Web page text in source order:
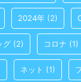
2024年 (2)
グ (2) コロナ (1)
ネット (1)